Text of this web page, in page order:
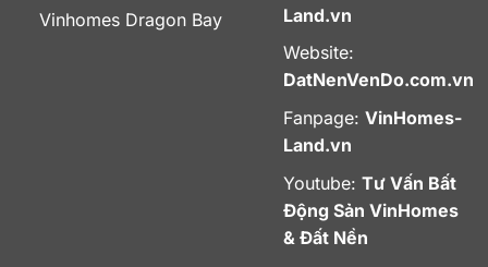
Vinhomes Dragon Bay
Land.vn
Website:
DatNenVenDo.com.vn
Fanpage: VinHomes-
Land.vn
Youtube: Tư Vấn Bất
Động Sản VinHomes
& Đất Nền